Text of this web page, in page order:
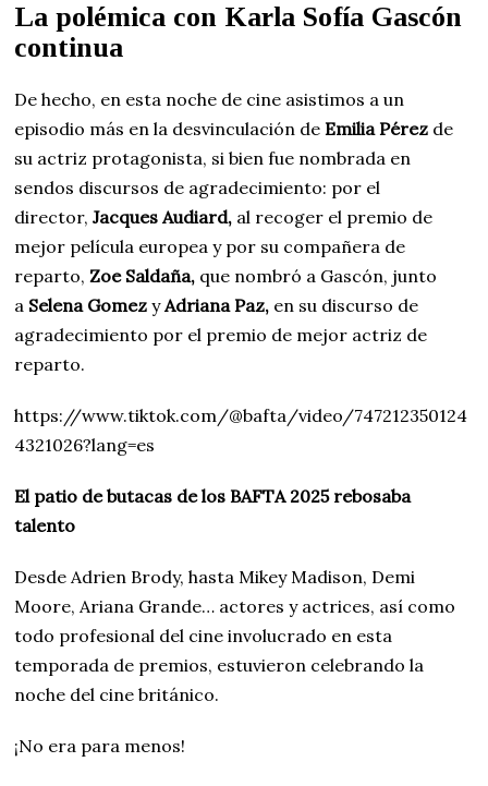
La polémica con Karla Sofía Gascón
continua
De hecho, en esta noche de cine asistimos a un
episodio más en la desvinculación de Emilia Pérez de
su actriz protagonista, si bien fue nombrada en
sendos discursos de agradecimiento: por el
director,Jacques Audiard, al recoger el premio de
mejor película europea y por su compañera de
reparto, Zoe Saldaña, que nombró a Gascón, junto
a Selena Gomez yAdriana Paz, en su discurso de
agradecimiento por el premio de mejor actriz de
reparto.
https://www.tiktok.com/@bafta/video/747212350124
4321026?lang=es
El patio de butacas de los BAFTA 2025 rebosaba
talento
Desde Adrien Brody, hasta Mikey Madison, Demi
Moore, Ariana Grande… actores y actrices, así como
todo profesional del cine involucrado en esta
temporada de premios, estuvieron celebrando la
noche del cine británico.
¡No era para menos!